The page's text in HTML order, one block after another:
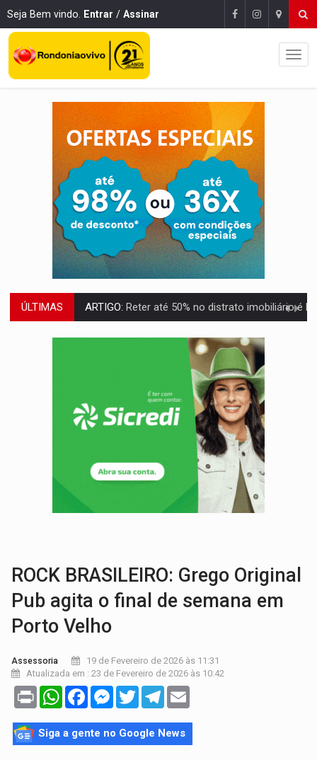
Seja Bem vindo. Entrar / Assinar
ÚLTIMAS DO HOSPITAL AO CAMPO: Veja as mais de 200 ações de Marcos
EXPANSÃO:Grupo Nova Era amplia presença em PVH e transforma Aramix
PCC amplia presença internacional e transforma Brasil em
CONEXÃO RONDONIAOVIVO:Museólogo Antônio Ocampo conduz a história de
EXTENSÃO DE DANOS: Ferroviários pedem ao Iphan recuperação de área
VARIANDO O CARDÁPIO:Veja essa receita de carne assada para o
PREJUÍZO AOS ESTUDANTES: Greve dos professores em PVH é
POSSESSÃO DE DEBORAH LOGAN: Terror mistura mistério e filmagens
ROCK BRASILEIRO: Grego Original
Pub agita o final de semana em
Porto Velho
Assessoria
19 de Fevereiro de 2026 às 11:31
Atualizada em : 23 de Fevereiro de 2026 às 10:42
Print WhatsAppFacebookMessenger
TwitterTelegram
Siga a gente no Google News